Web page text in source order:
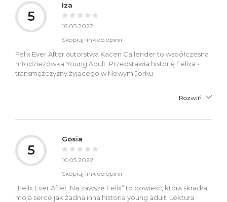
5
Iza
16.05.2022
Skopiuj link do opinii
Felix Ever After autorstwa Kacen Callender to współczesna
młodzieżówka Young Adult. Przedstawia historię Felixa -
transmężczyzny żyjącego w Nowym Jorku
Rozwiń
5
Gosia
16.05.2022
Skopiuj link do opinii
„Felix Ever After. Na zawsze Felix” to powieść, która skradła
moja serce jak żadna inna historia young adult. Lektura